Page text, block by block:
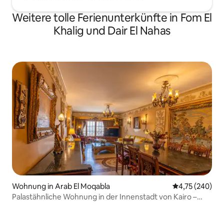
Weitere tolle Ferienunterkünfte in Fom El
Khalig und Dair El Nahas
Wohnung in Arab El Moqabla
4,75 (240)
Palastähnliche Wohnung in der Innenstadt von Kairo –